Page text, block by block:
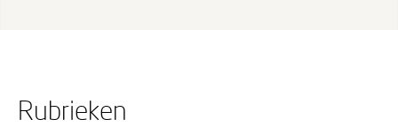
Rubrieken